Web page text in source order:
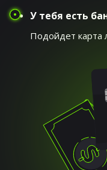
У тебя есть
Подойдет карта